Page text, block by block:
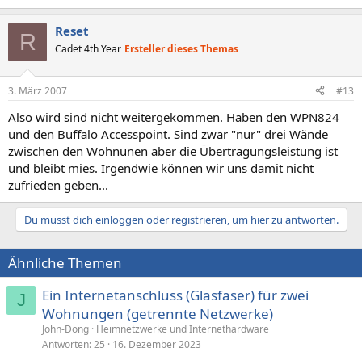
R Reset
Cadet 4th Year Ersteller dieses Themas
3. März 2007 #13
Also wird sind nicht weitergekommen. Haben den WPN824
und den Buffalo Accesspoint. Sind zwar "nur" drei Wände
zwischen den Wohnunen aber die Übertragungsleistung ist
und bleibt mies. Irgendwie können wir uns damit nicht
zufrieden geben...
Du musst dich einloggen oder registrieren, um hier zu antworten.
Ähnliche Themen
J
Ein Internetanschluss (Glasfaser) für zwei
Wohnungen (getrennte Netzwerke)
John-Dong Heimnetzwerke und Internethardware
Antworten 25 16. Dezember 2023